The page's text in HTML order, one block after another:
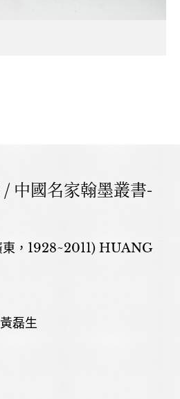
中國名家翰墨叢書-
東，1928~2011) HUANG
磊生